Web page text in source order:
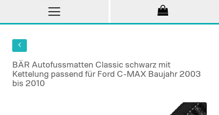
BÄR Autofussmatten Classic schwarz mit
Kettelung passend für Ford C-MAX Baujahr 2003
bis 2010